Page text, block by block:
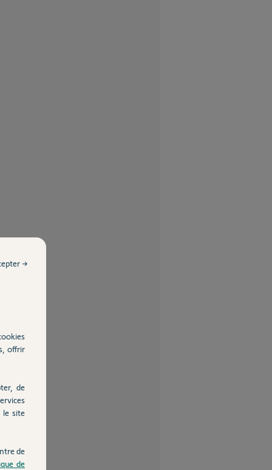
offrir
de
le site
de
de
→